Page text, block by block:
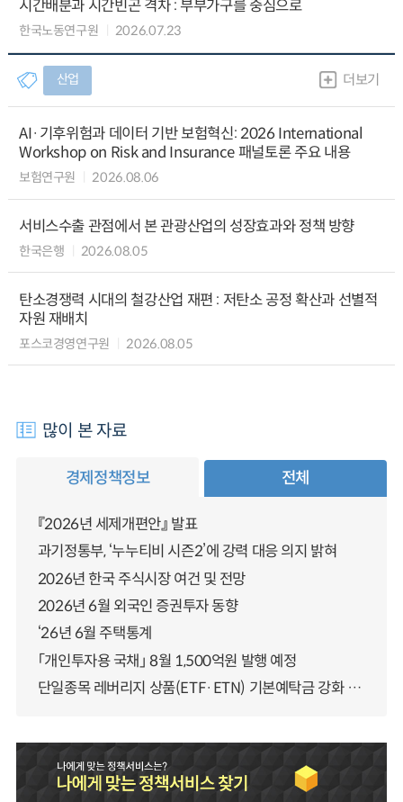
시간배분과 시간빈곤 격차 : 부부가구를 중심으로
한국노동연구원 2026.07.23
산업 더보기
AI·기후위험과 데이터 기반 보험혁신: 2026 International
Workshop on Risk and Insurance 패널토론 주요 내용
보험연구원 2026.08.06
서비스수출 관점에서 본 관광산업의 성장효과와 정책 방향
한국은행 2026.08.05
탄소경쟁력 시대의 철강산업 재편 : 저탄소 공정 확산과 선별적
자원 재배치
포스코경영연구원 2026.08.05
많이 본 자료
경제정책정보 전체
『2026년 세제개편안』 발표
과기정통부, ‘누누티비 시즌2’에 강력 대응 의지 밝혀
2026년 한국 주식시장 여건 및 전망
2026년 6월 외국인 증권투자 동향
‘26년 6월 주택통계
「개인투자용 국채」 8월 1,500억원 발행 예정
단일종목 레버리지 상품(ETF·ETN) 기본예탁금 강화 조기시행 방안 안내